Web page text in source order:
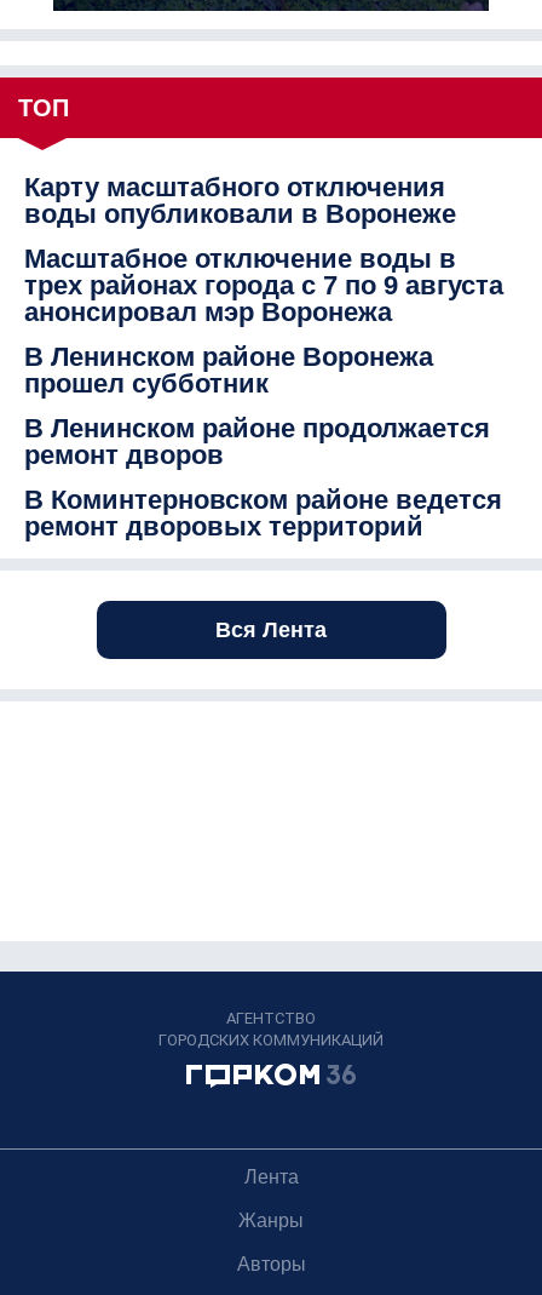
ТОП
Карту масштабного отключения
воды опубликовали в Воронеже
Масштабное отключение воды в
трех районах города с 7 по 9 августа
анонсировал мэр Воронежа
В Ленинском районе Воронежа
прошел субботник
В Ленинском районе продолжается
ремонт дворов
В Коминтерновском районе ведется
ремонт дворовых территорий
Вся Лента
АГЕНТСТВО
ГОРОДСКИХ КОММУНИКАЦИЙ
Лента
Жанры
Авторы